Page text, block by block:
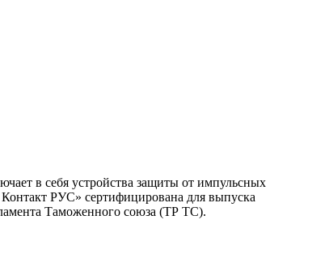
в себя устройства защиты от импульсных
РУС» сертифицирована для выпуска
Таможенного союза (ТР ТС).